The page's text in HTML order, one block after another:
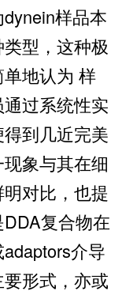
样品本
型，这种极
地认为 样
过系统性实
到几近完美
象与其在细
对比，也提
复合物在
介导
形式，亦或